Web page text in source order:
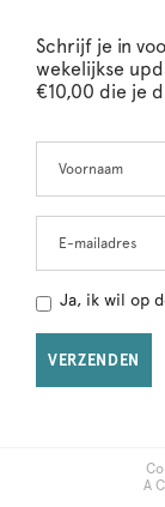
Schrijf je in
wekelijkse
€10,00 die je
this
Ja, ik wil op
VERZENDEN
A